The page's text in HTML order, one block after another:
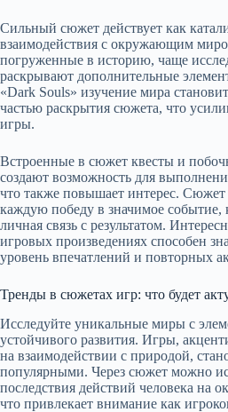
Сильный сюжет действует как
взаимодействия с окружающим
погруженные в историю, чаще
раскрывают дополнительные
«Dark Souls» изучение мира
частью раскрытия сюжета, что
игры.
Встроенные в сюжет квесты и
создают возможность для
что также повышает интерес. Сюжет
каждую победу в значимое событие,
личная связь с результатом.
игровых произведениях способен
уровень впечатлений и повторных
Тренды в сюжетах игр: что будет
Исследуйте уникальные миры с
устойчивого развития. Игры,
на взаимодействии с природой,
популярными. Через сюжет можно
последствия действий человека на
что привлекает внимание как